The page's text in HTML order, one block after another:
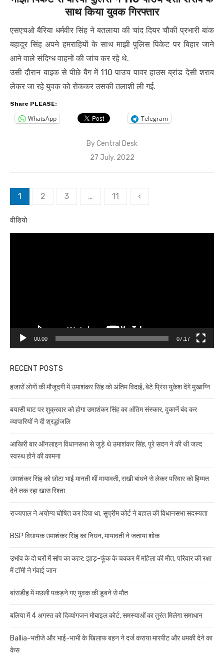
साथ किया युवक गिरफ्तार
एसएचओ बैरिया धर्मवीर सिंह ने बतलाया की चांद दियर चौकी प्रभारी बांक
बहादुर सिंह अपने हमराहियों के साथ माझी पुलिस पिकेट पर बिहार जाने
आने वाले संदिग्ध वाहनों की जांच कर रहे थे.
उसी दौरान बाइक से पीछे बैग में 110 पाउच पावर हाउस ब्रांड देसी शराब
लेकर जा रहे युवक को रोककर उसकी तलाशी ली गई.
Share PLEASE:
WhatsApp Telegram
ByCentral Desk
Posted
27 July, 2022
Posts
1 2 3 … 11 ‹
वीडियो
00:00 07:17
RECENT POSTS
हजारों लोगों की मौजूदगी में उमाशंकर सिंह को अंतिम विदाई, बेटे प्रिंस युकेश देंगे मुखाग्नि
बयासी घाट पर शुक्रवार को होगा उमाशंकर सिंह का अंतिम संस्कार, दुकानें बंद कर
व्यापारियों ने दी श्रद्धांजलि
आखिरी बार ऑनलाइन विधानसभा से जुड़े थे उमाशंकर सिंह, पूरे सदन ने की थी जल्द
स्वस्थ होने की कामना
उमाशंकर सिंह को छोटा भाई मानती थीं मायावती, राखी बांधने से लेकर परिवार को हिम्मत
देने तक रहा खास रिश्ता
राज्यपाल ने अयोग्य घोषित कर दिया था, सुप्रीम कोर्ट ने बहाल की विधानसभा सदस्यता
BSP विधायक उमाशंकर सिंह का निधन, मायावती ने जताया शोक
उभांव के दो घरों में सांप का कहर: झाड़-फूंक के चक्कर में महिला की मौत, परिवार की रक्षा
में टॉमी ने गंवाई जान
बांसडीह में मछली पकड़ने गए युवक की डूबने से मौत
बलिया में 4 अगस्त को दिव्यांगजन मोबाइल कोर्ट, समस्याओं का तुरंत मिलेगा समाधान
Ballia-भतीजे और भाई-भाभी के खिलाफ बहन ने दर्ज कराया मारपीट और धमकी देने का
केस